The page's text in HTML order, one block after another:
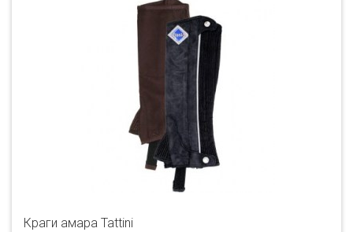
Краги амара Tattini